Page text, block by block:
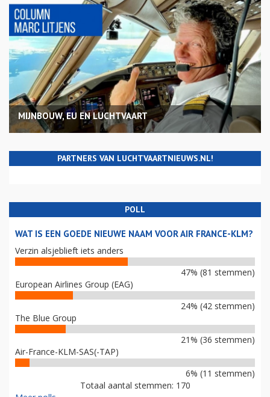
MIJNBOUW, EU EN LUCHTVAART
PARTNERS VAN LUCHTVAARTNIEUWS.NL!
POLL
WAT IS EEN GOEDE NIEUWE NAAM VOOR AIR FRANCE-KLM?
Verzin alsjeblieft iets anders
47% (81 stemmen)
European Airlines Group (EAG)
24% (42 stemmen)
The Blue Group
21% (36 stemmen)
Air-France-KLM-SAS(-TAP)
6% (11 stemmen)
Totaal aantal stemmen: 170